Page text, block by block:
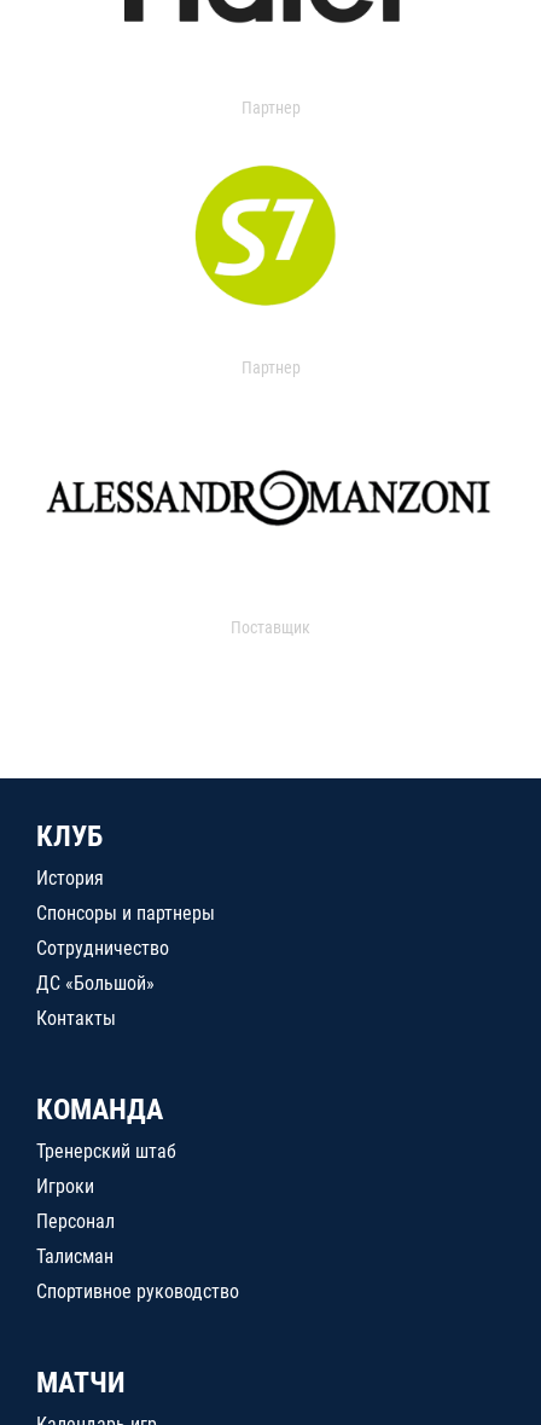
Партнер
Партнер
Поставщик
КЛУБ
История
Спонсоры и партнеры
Сотрудничество
ДС «Большой»
Контакты
КОМАНДА
Тренерский штаб
Игроки
Персонал
Талисман
Спортивное руководство
МАТЧИ